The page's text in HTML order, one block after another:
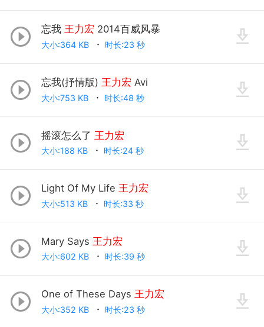
忘我 王力宏 2014百威风暴
大小:364 KB 时长:23 秒
忘我(抒情版) 王力宏 Avi
大小:753 KB 时长:48 秒
摇滚怎么了 王力宏
大小:188 KB 时长:24 秒
Light Of My Life 王力宏
大小:513 KB 时长:33 秒
Mary Says 王力宏
大小:602 KB 时长:39 秒
One of These Days 王力宏
大小:352 KB 时长:23 秒